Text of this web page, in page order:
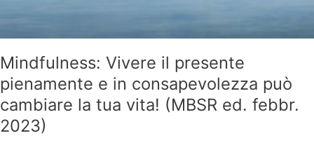
Mindfulness: Vivere il presente
pienamente e in consapevolezza può
cambiare la tua vita! (MBSR ed. febbr.
2023)